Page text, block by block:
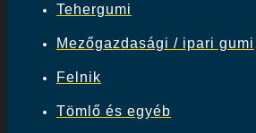
Tehergumi
Mezőgazdasági / ipari gumi
Felnik
Tömlő és egyéb